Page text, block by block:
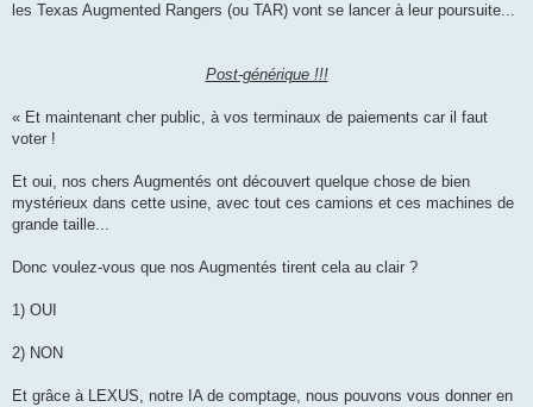
les Texas Augmented Rangers (ou TAR) vont se lancer à leur poursuite...
Post-générique !!!
« Et maintenant cher public, à vos terminaux de paiements car il faut
voter !
Et oui, nos chers Augmentés ont découvert quelque chose de bien
mystérieux dans cette usine, avec tout ces camions et ces machines de
grande taille...
Donc voulez-vous que nos Augmentés tirent cela au clair ?
1) OUI
2) NON
Et grâce à LEXUS, notre IA de comptage, nous pouvons vous donner en